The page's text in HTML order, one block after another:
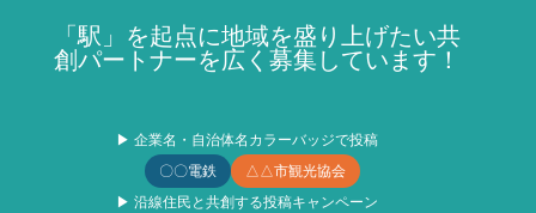
「駅」を起点に地域を盛り上げたい共
創パートナーを広く募集しています！
▶ 企業名・自治体名カラーバッジで投稿
〇〇電鉄
△△市観光協会
▶ 沿線住民と共創する投稿キャンペーン